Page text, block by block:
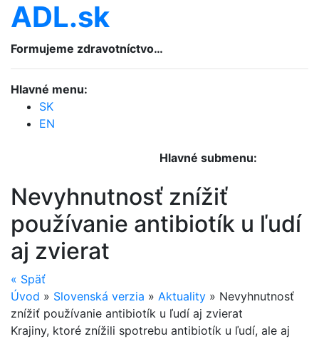
ADL.sk
Formujeme zdravotníctvo…
Hlavné menu:
SK
EN
Hlavné submenu:
Nevyhnutnosť znížiť
používanie antibiotík u ľudí
aj zvierat
« Späť
Úvod » Slovenská verzia » Aktuality » Nevyhnutnosť
znížiť používanie antibiotík u ľudí aj zvierat
Krajiny, ktoré znížili spotrebu antibiotík u ľudí, ale aj